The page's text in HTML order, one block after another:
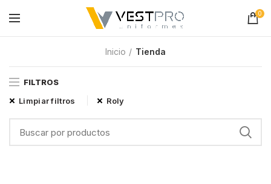
0
Inicio Tienda
FILTROS
Limpiar filtros
Roly